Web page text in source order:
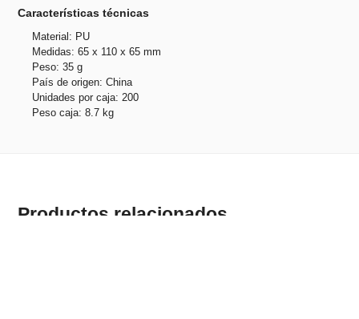
Características técnicas
Material: PU
Medidas: 65 x 110 x 65 mm
Peso: 35 g
País de origen: China
Unidades por caja: 200
Peso caja: 8.7 kg
Productos relacionados